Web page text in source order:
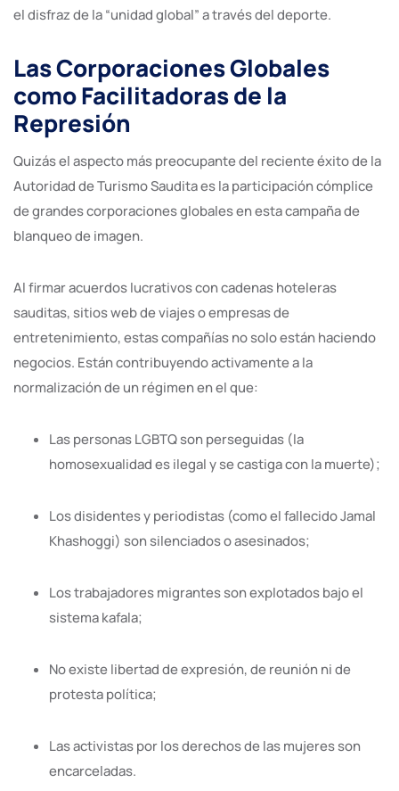
el disfraz de la “unidad global” a través del deporte.
Las Corporaciones Globales
como Facilitadoras de la
Represión
Quizás el aspecto más preocupante del reciente éxito de la
Autoridad de Turismo Saudita es la participación cómplice
de grandes corporaciones globales en esta campaña de
blanqueo de imagen.
Al firmar acuerdos lucrativos con cadenas hoteleras
sauditas, sitios web de viajes o empresas de
entretenimiento, estas compañías no solo están haciendo
negocios. Están contribuyendo activamente a la
normalización de un régimen en el que:
Las personas LGBTQ son perseguidas (la
homosexualidad es ilegal y se castiga con la muerte);
Los disidentes y periodistas (como el fallecido Jamal
Khashoggi) son silenciados o asesinados;
Los trabajadores migrantes son explotados bajo el
sistema kafala;
No existe libertad de expresión, de reunión ni de
protesta política;
Las activistas por los derechos de las mujeres son
encarceladas.